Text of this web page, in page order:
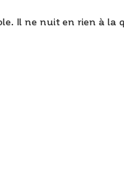
Il ne nuit en rien à la